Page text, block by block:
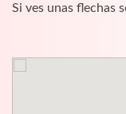
Si ves unas flechas